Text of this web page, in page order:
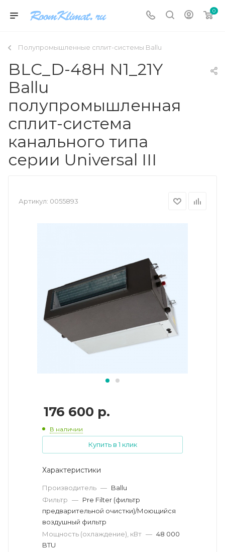
0
Полупромышленные сплит-системы Ballu
BLC_D-48H N1_21Y
Ballu
полупромышленная
сплит-система
канального типа
серии Universal III
Артикул: 0055893
176 600 р.
В наличии
Купить в 1 клик
Характеристики
Производитель — Ballu
Фильтр — Pre Filter (фильтр
предварительной очистки)/Моющийся
воздушный фильтр
Мощность (охлаждение), кВт — 48 000
BTU